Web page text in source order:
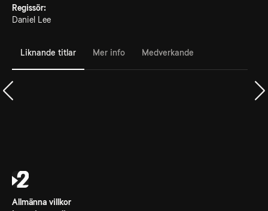
Regissör:
Daniel Lee
Liknande titlar Mer info Medverkande
Allmänna villkor